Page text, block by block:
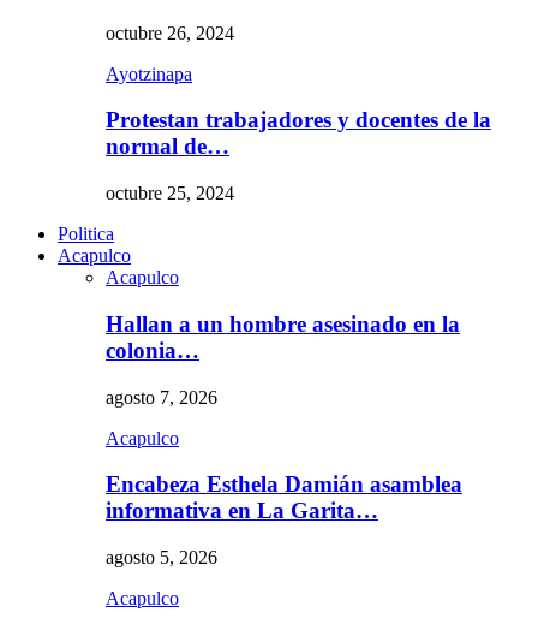
octubre 26, 2024
Ayotzinapa
Protestan trabajadores y docentes de la
normal de…
octubre 25, 2024
Politica
Acapulco
Acapulco
Hallan a un hombre asesinado en la
colonia…
agosto 7, 2026
Acapulco
Encabeza Esthela Damián asamblea
informativa en La Garita…
agosto 5, 2026
Acapulco